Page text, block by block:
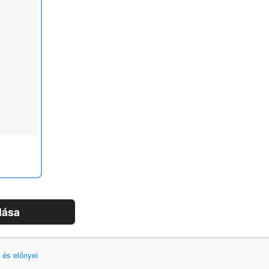
előnyei